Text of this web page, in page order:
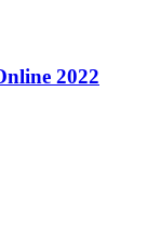
2022